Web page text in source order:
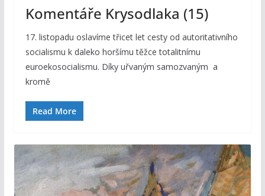
Komentáře Krysodlaka (15)
17. listopadu oslavíme třicet let cesty od autoritativního
socialismu k daleko horšímu těžce totalitnímu
euroekosocialismu. Díky uřvaným samozvaným a
kromě
Read More